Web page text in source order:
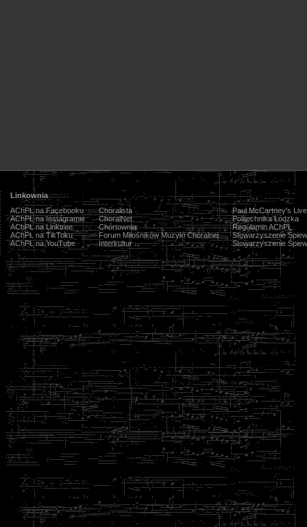
Linkownia
AChPŁ na Facebooku
AChPŁ na Instagramie
AChPŁ na Linktree
AChPŁ na TikToku
AChPŁ na YouTube
Chóralista
ChoralNet
Chórtownia
Forum Miłośników Muzyki Chóralnej
Interkultur
Paul McCartney's
Politechnika Łódzka
Regulamin AChPŁ
Stowarzyszenie
Stowarzyszenie